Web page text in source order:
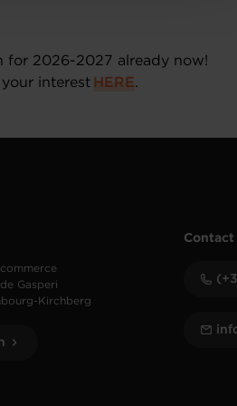
for 2026-2027 already now!
interest HERE.
Gasperi
Kirchberg
Contact